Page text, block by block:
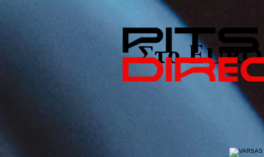
Στο